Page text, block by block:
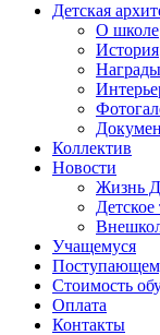
Детская
О школе
История
Награды
Коллектив
Новости
Жизнь
Учащемуся
Стоимость
Оплата
Контакты